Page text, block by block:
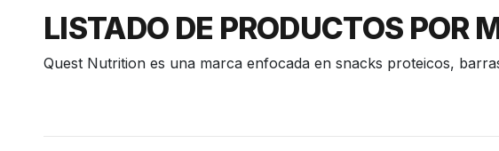
LISTADO DE PRODUCTOS POR
Quest Nutrition es una marca enfocada en snacks proteicos,